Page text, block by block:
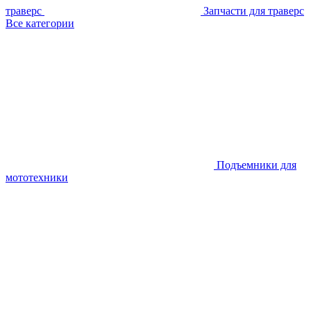
траверс
Запчасти для траверс
Все категории
Подъемники для
мототехники